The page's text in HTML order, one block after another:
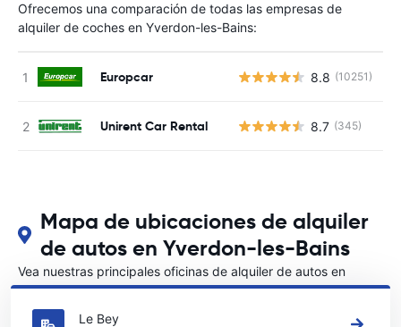
Ofrecemos una comparación de todas las empresas de
alquiler de coches en Yverdon-les-Bains:
Europcar 8.8 (10251)
Unirent Car Rental 8.7 (345)
Mapa de ubicaciones de alquiler
de autos en Yverdon-les-Bains
Vea nuestras principales oficinas de alquiler de autos en
Yverdon-les-Bains
Le Bey